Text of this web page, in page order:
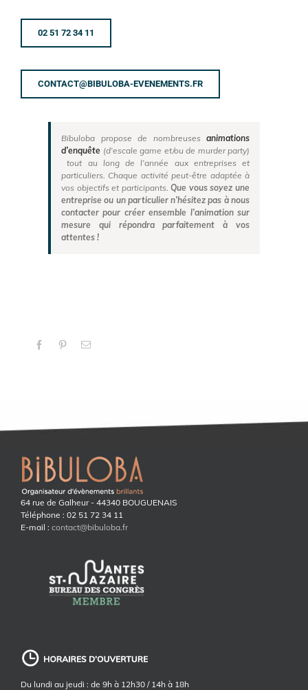
02 51 72 34 11
CONTACT@BIBULOBA-EVENEMENTS.FR
Bibuloba propose de nombreuses animations
d’enquête (d’escale game et/ou de murder party)
tout au long de l’année aux entreprises et
particuliers. Chaque activité peut-être adaptée à
vos objectifs et participants.Que vous soyez une
entreprise ou un particulier n’hésitez pas à nous
contacter pour créer ensemble l’animation sur
mesure qui répondra parfaitement à vos
attentes !
FacebookPinterestEmail
64 rue de Galheur - 44340 BOUGUENAIS
Téléphone : 02 51 72 34 11
E-mail : contact@bibuloba.fr
Du lundi au jeudi : de 9h à 12h30 / 14h à 18h